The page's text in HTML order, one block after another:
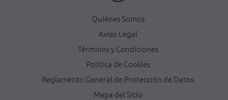
Quiénes Somos
Aviso Legal
Términos y Condiciones
Política de Cookies
Reglamento General de Protección de Datos
Mapa del Sitio